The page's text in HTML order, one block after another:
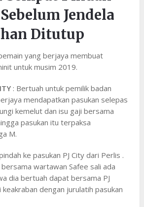
Jendela
Ditutup
yang berjaya membuat
untuk musim 2019.
: Bertuah untuk pemilik badan
mendapatkan pasukan selepas
kemelut dan isu gaji bersama
pasukan itu terpaksa
M.
ke pasukan PJ City dari Perlis .
wartawan Safee sali ada
dia bertuah dapat bersama PJ
dengan jurulatih pasukan